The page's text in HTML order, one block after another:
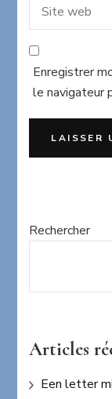
Enregistrer
le navigateur
Rechercher
Articles
Een letter